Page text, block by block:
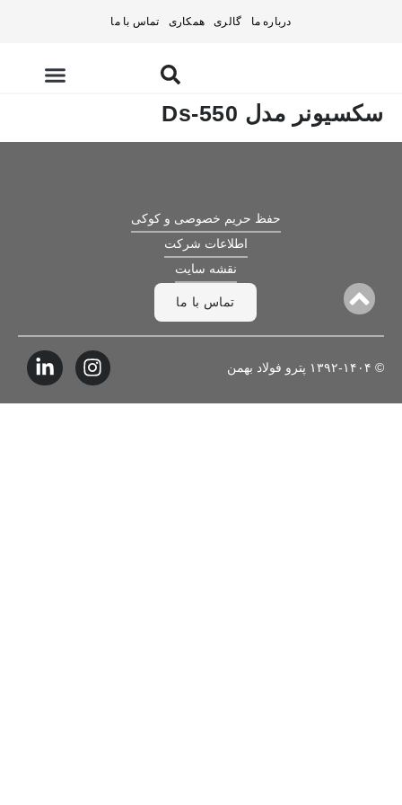
درباره ما گالری همکاری تماس با ما
سکسیونر مدل Ds-550
حفظ حریم خصوصی و کوکی
اطلاعات شرکت
نقشه سایت
تماس با ما
© ۱۳۹۲-۱۴۰۴ پترو فولاد بهمن